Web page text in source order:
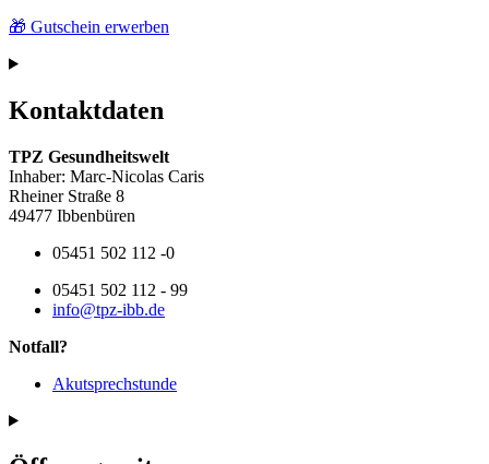
🎁 Gutschein erwerben
Kontaktdaten
TPZ Gesundheitswelt
Inhaber: Marc-Nicolas Caris
Rheiner Straße 8
49477 Ibbenbüren
05451 502 112 -0
05451 502 112 - 99
info@tpz-ibb.de
Notfall?
Akutsprechstunde